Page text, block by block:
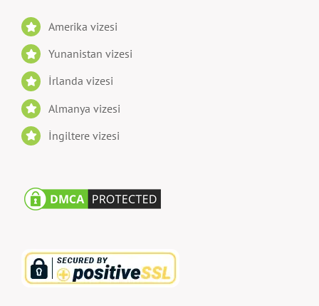
Amerika vizesi
Yunanistan vizesi
İrlanda vizesi
Almanya vizesi
İngiltere vizesi